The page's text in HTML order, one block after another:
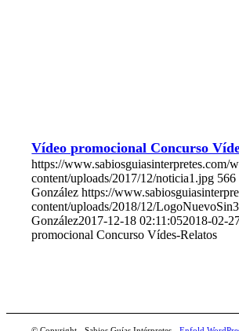
Vídeo promocional Concurso
https://www.sabiosguiasinterpretes.com/
content/uploads/2017/12/noticia1.jpg 566
González https://
content/uploads/2018/12/
González2017-12-18 02:11:052018-02-
promocional Concurso Vídes-Relatos